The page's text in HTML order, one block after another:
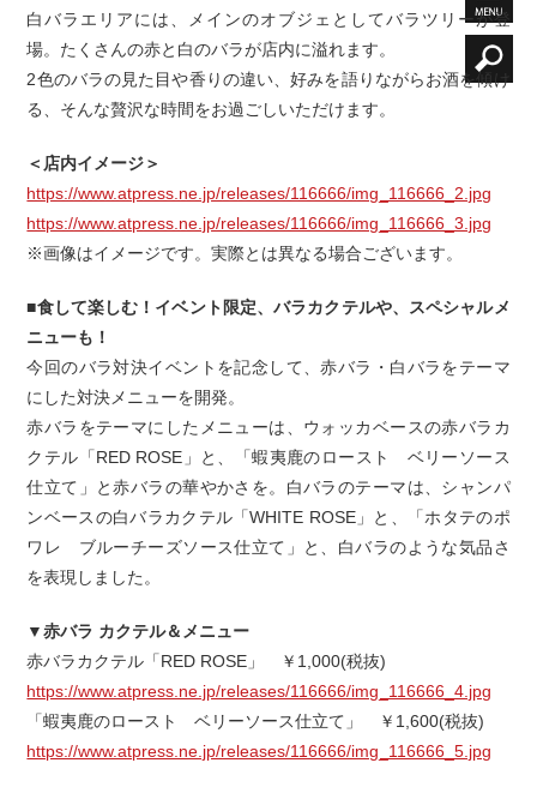
白バラエリアには、メインのオブジェとしてバラツリーが登
場。たくさんの赤と白のバラが店内に溢れます。
2色のバラの見た目や香りの違い、好みを語りながらお酒を傾け
る、そんな贅沢な時間をお過ごしいただけます。
＜店内イメージ＞
https://www.atpress.ne.jp/releases/116666/img_116666_2.jpg
https://www.atpress.ne.jp/releases/116666/img_116666_3.jpg
※画像はイメージです。実際とは異なる場合ございます。
■食して楽しむ！イベント限定、バラカクテルや、スペシャルメ
ニューも！
今回のバラ対決イベントを記念して、赤バラ・白バラをテーマ
にした対決メニューを開発。
赤バラをテーマにしたメニューは、ウォッカベースの赤バラカ
クテル「RED ROSE」と、「蝦夷鹿のロースト ベリーソース
仕立て」と赤バラの華やかさを。白バラのテーマは、シャンパ
ンベースの白バラカクテル「WHITE ROSE」と、「ホタテのポ
ワレ ブルーチーズソース仕立て」と、白バラのような気品さ
を表現しました。
▼赤バラ カクテル＆メニュー
赤バラカクテル「RED ROSE」 ￥1,000(税抜)
https://www.atpress.ne.jp/releases/116666/img_116666_4.jpg
「蝦夷鹿のロースト ベリーソース仕立て」 ￥1,600(税抜)
https://www.atpress.ne.jp/releases/116666/img_116666_5.jpg